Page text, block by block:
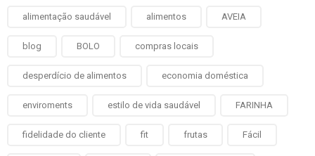
alimentação saudável alimentos AVEIA
blog BOLO compras locais
desperdício de alimentos economia doméstica
enviroments estilo de vida saudável FARINHA
fidelidade do cliente fit frutas Fácil